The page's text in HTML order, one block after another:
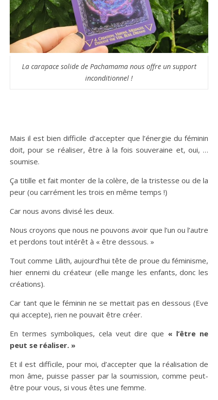
La carapace solide de Pachamama nous offre un support
inconditionnel !
Mais il est bien difficile d’accepter que l’énergie du féminin
doit, pour se réaliser, être à la fois souveraine et, oui, …
soumise.
Ça titille et fait monter de la colère, de la tristesse ou de la
peur (ou carrément les trois en même temps !)
Car nous avons divisé les deux.
Nous croyons que nous ne pouvons avoir que l’un ou l’autre
et perdons tout intérêt à « être dessous. »
Tout comme Lilith, aujourd’hui tête de proue du féminisme,
hier ennemi du créateur (elle mange les enfants, donc les
créations).
Car tant que le féminin ne se mettait pas en dessous (Eve
qui accepte), rien ne pouvait être créer.
En termes symboliques, cela veut dire que « l’être ne
peut se réaliser. »
Et il est difficile, pour moi, d’accepter que la réalisation de
mon âme, puisse passer par la soumission, comme peut-
être pour vous, si vous êtes une femme.